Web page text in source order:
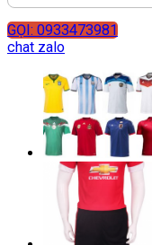
GỌI: 0933473981
chat zalo